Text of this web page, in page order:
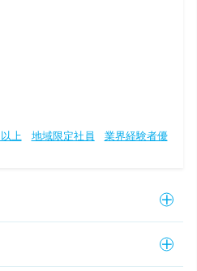
上 地域限定社員
業界経験者優